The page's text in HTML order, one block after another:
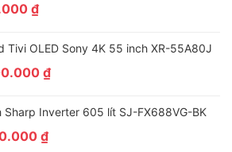
₫
Tivi OLED Sony 4K 55 inch XR-55A80J
₫
Sharp Inverter 605 lít SJ-FX688VG-BK
₫